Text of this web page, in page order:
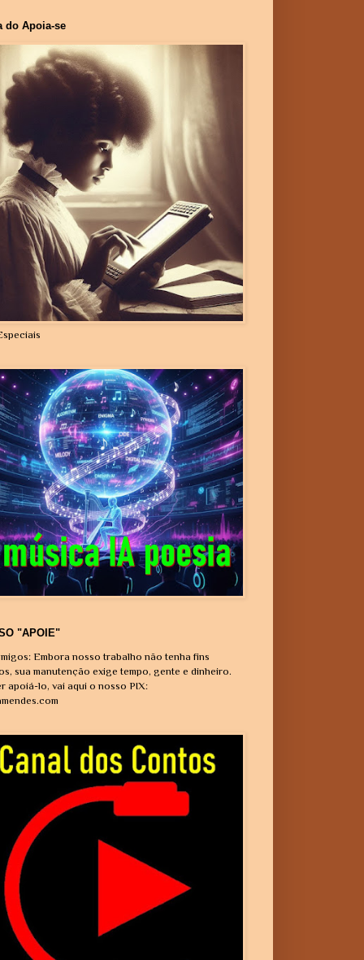
do Apoia-se
"APOIE"
Embora nosso trabalho não tenha fins
sua manutenção exige tempo, gente e dinheiro.
apoiá-lo, vai aqui o nosso PIX: